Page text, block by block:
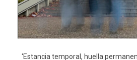
‘Estancia temporal, huella